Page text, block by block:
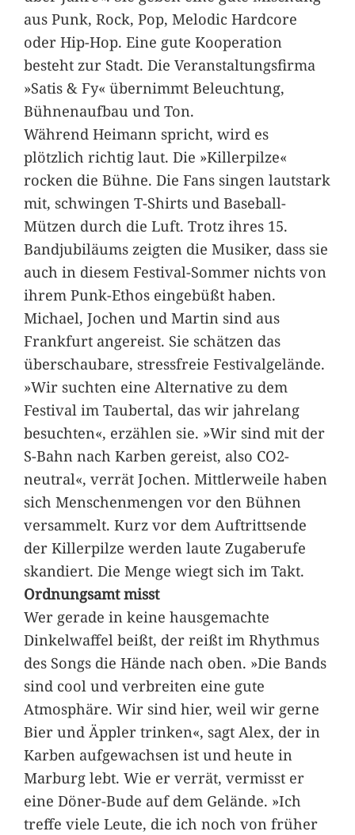
aus Punk, Rock, Pop, Melodic Hardcore
oder Hip-Hop. Eine gute Kooperation
besteht zur Stadt. Die Veranstaltungsfirma
»Satis & Fy« übernimmt Beleuchtung,
Bühnenaufbau und Ton.
Während Heimann spricht, wird es
plötzlich richtig laut. Die »Killerpilze«
rocken die Bühne. Die Fans singen lautstark
mit, schwingen T-Shirts und Baseball-
Mützen durch die Luft. Trotz ihres 15.
Bandjubiläums zeigten die Musiker, dass sie
auch in diesem Festival-Sommer nichts von
ihrem Punk-Ethos eingebüßt haben.
Michael, Jochen und Martin sind aus
Frankfurt angereist. Sie schätzen das
überschaubare, stressfreie Festivalgelände.
»Wir suchten eine Alternative zu dem
Festival im Taubertal, das wir jahrelang
besuchten«, erzählen sie. »Wir sind mit der
S-Bahn nach Karben gereist, also CO2-
neutral«, verrät Jochen. Mittlerweile haben
sich Menschenmengen vor den Bühnen
versammelt. Kurz vor dem Auftrittsende
der Killerpilze werden laute Zugaberufe
skandiert. Die Menge wiegt sich im Takt.
Ordnungsamt misst
Wer gerade in keine hausgemachte
Dinkelwaffel beißt, der reißt im Rhythmus
des Songs die Hände nach oben. »Die Bands
sind cool und verbreiten eine gute
Atmosphäre. Wir sind hier, weil wir gerne
Bier und Äppler trinken«, sagt Alex, der in
Karben aufgewachsen ist und heute in
Marburg lebt. Wie er verrät, vermisst er
eine Döner-Bude auf dem Gelände. »Ich
treffe viele Leute, die ich noch von früher